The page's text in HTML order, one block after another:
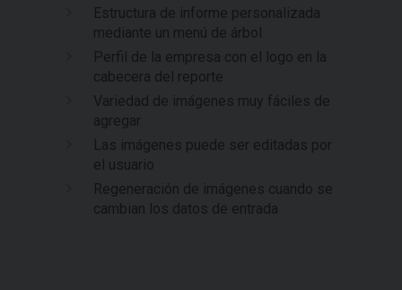
Estructura de informe personalizada
mediante un menú de árbol
Perfil de la empresa con el logo en la
cabecera del reporte
Variedad de imágenes muy fáciles de
agregar
Las imágenes puede ser editadas por
el usuario
Regeneración de imágenes cuando se
cambian los datos de entrada